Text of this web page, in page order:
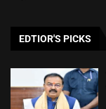
EDTIOR'S PICKS